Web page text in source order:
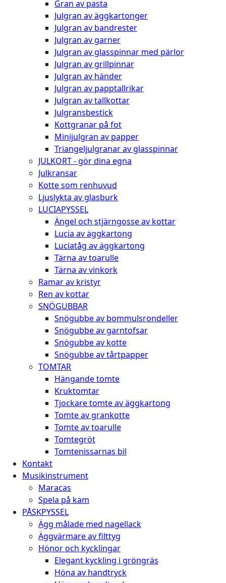
Gran av pasta
Julgran av äggkartonger
Julgran av bandrester
Julgran av garner
Julgran av glasspinnar med pärlor
Julgran av grillpinnar
Julgran av händer
Julgran av papptallrikar
Julgran av tallkottar
Julgransbestick
Kottgranar på fot
Minijulgran av papper
Triangeljulgranar av glasspinnar
JULKORT - gör dina egna
Julkransar
Kotte som renhuvud
Ljuslykta av glasburk
LUCIAPYSSEL
Ängel och stjärngosse av kottar
Lucia av äggkartong
Luciatåg av äggkartong
Tärna av toarulle
Tärna av vinkork
Ramar av kristyr
Ren av kottar
SNÖGUBBAR
Snögubbe av bommulsrondeller
Snögubbe av garntofsar
Snögubbe av kotte
Snögubbe av tårtpapper
TOMTAR
Hängande tomte
Kruktomtar
Tjockare tomte av äggkartong
Tomte av grankotte
Tomte av toarulle
Tomtegröt
Tomtenissarnas bil
Kontakt
Musikinstrument
Maracas
Spela på kam
PÅSKPYSSEL
Ägg målade med nagellack
Äggvärmare av filttyg
Hönor och kycklingar
Elegant kyckling i gröngräs
Höna av handtryck